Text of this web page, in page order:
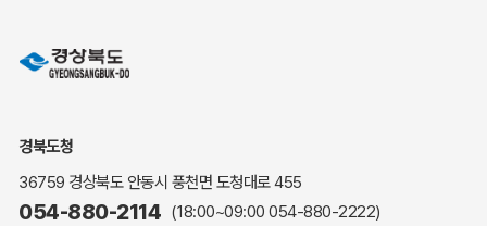
민원상담
민원안내
해명·설명자료
자주하는 질문
경북도청
36759 경상북도 안동시 풍천면 도청대로 455
054-880-2114 (18:00~09:00 054-880-2222)